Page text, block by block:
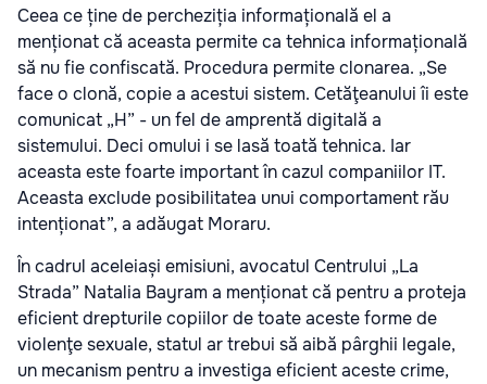
Ceea ce ține de percheziția informațională el a
menționat că aceasta permite ca tehnica informațională
să nu fie confiscată. Procedura permite clonarea. „Se
face o clonă, copie a acestui sistem. Cetăţeanului îi este
comunicat „H” - un fel de amprentă digitală a
sistemului. Deci omului i se lasă toată tehnica. Iar
aceasta este foarte important în cazul companiilor IT.
Aceasta exclude posibilitatea unui comportament rău
intenționat”, a adăugat Moraru.
În cadrul aceleiași emisiuni, avocatul Centrului „La
Strada” Natalia Bayram a menționat că pentru a proteja
eficient drepturile copiilor de toate aceste forme de
violenţe sexuale, statul ar trebui să aibă pârghii legale,
un mecanism pentru a investiga eficient aceste crime,